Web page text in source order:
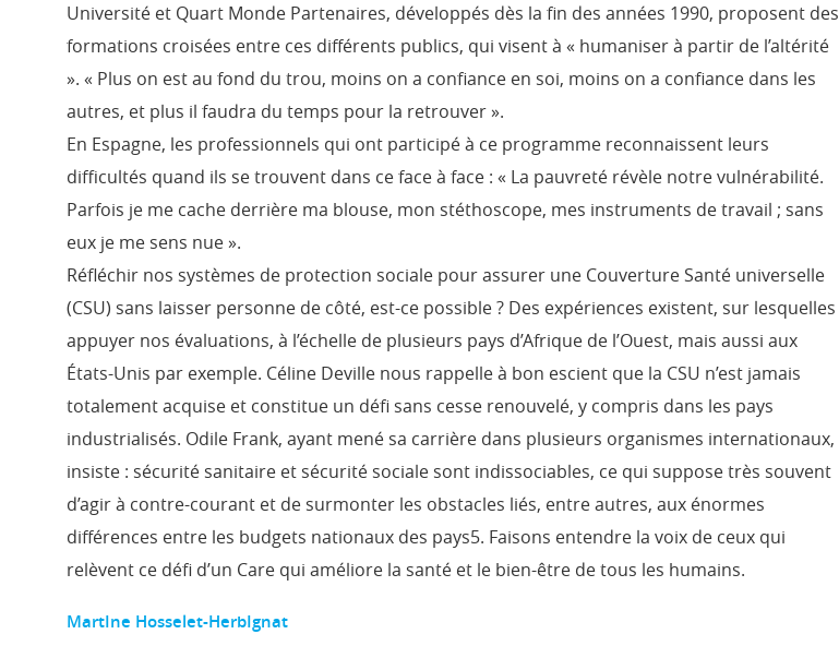
Université et Quart Monde Partenaires, développés dès la fin des années 1990, proposent des
formations croisées entre ces différents publics, qui visent à « humaniser à partir de l’altérité
». « Plus on est au fond du trou, moins on a confiance en soi, moins on a confiance dans les
autres, et plus il faudra du temps pour la retrouver ».
En Espagne, les professionnels qui ont participé à ce programme reconnaissent leurs
difficultés quand ils se trouvent dans ce face à face : « La pauvreté révèle notre vulnérabilité.
Parfois je me cache derrière ma blouse, mon stéthoscope, mes instruments de travail ; sans
eux je me sens nue ».
Réfléchir nos systèmes de protection sociale pour assurer une Couverture Santé universelle
(CSU) sans laisser personne de côté, est-ce possible ? Des expériences existent, sur lesquelles
appuyer nos évaluations, à l’échelle de plusieurs pays d’Afrique de l’Ouest, mais aussi aux
États-Unis par exemple. Céline Deville nous rappelle à bon escient que la CSU n’est jamais
totalement acquise et constitue un défi sans cesse renouvelé, y compris dans les pays
industrialisés. Odile Frank, ayant mené sa carrière dans plusieurs organismes internationaux,
insiste : sécurité sanitaire et sécurité sociale sont indissociables, ce qui suppose très souvent
d’agir à contre-courant et de surmonter les obstacles liés, entre autres, aux énormes
différences entre les budgets nationaux des pays5. Faisons entendre la voix de ceux qui
relèvent ce défi d’un Care qui améliore la santé et le bien-être de tous les humains.
MartIne Hosselet-HerbIgnat